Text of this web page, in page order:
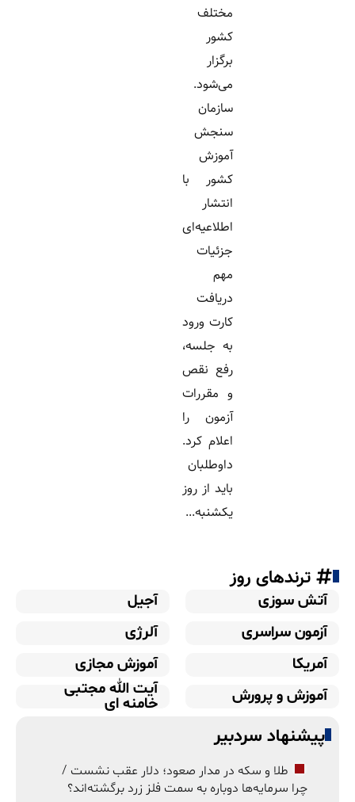
مختلف
کشور
برگزار
می‌شود.
سازمان
سنجش
آموزش
کشور با
انتشار
اطلاعیه‌ای
جزئیات
مهم
دریافت
کارت ورود
به جلسه،
رفع نقص
و مقررات
آزمون را
اعلام کرد.
داوطلبان
باید از روز
یکشنبه...
ترندهای روز
آتش سوزی
آجیل
آزمون سراسری
آلرژی
آمریکا
آموزش مجازی
آموزش و پرورش
آیت الله مجتبی
خامنه ای
پیشنهاد سردبیر
طلا و سکه در مدار صعود؛ دلار عقب نشست /
چرا سرمایه‌ها دوباره به سمت فلز زرد برگشته‌اند؟